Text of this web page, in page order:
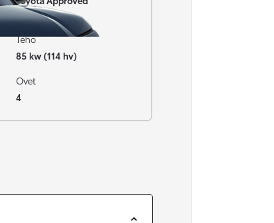
Vaihtoautot
Teho
85 kw (114 hv)
Ovet
4